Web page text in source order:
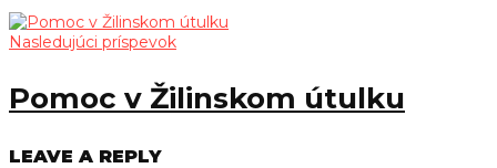
Nasledujúci príspevok
Pomoc v Žilinskom útulku
LEAVE A REPLY